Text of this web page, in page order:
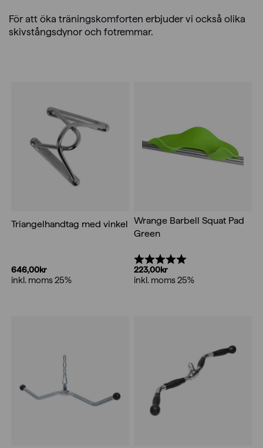
För att öka träningskomforten erbjuder vi också olika
skivstångsdynor och fotremmar.
Triangelhandtag med vinkel
646,00kr
inkl. moms 25%
Wrange Barbell Squat Pad
Green
Betyg:
223,00kr
inkl. moms 25%